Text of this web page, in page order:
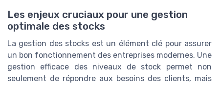
Les enjeux cruciaux pour une gestion
optimale des stocks
La gestion des stocks est un élément clé pour assurer
un bon fonctionnement des entreprises modernes. Une
gestion efficace des niveaux de stock permet non
seulement de répondre aux besoins des clients, mais